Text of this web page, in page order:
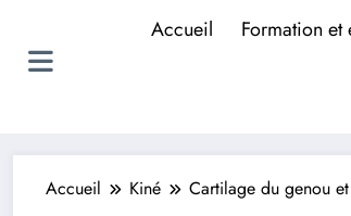
Accueil Formation et
Accueil Kiné Cartilage du genou